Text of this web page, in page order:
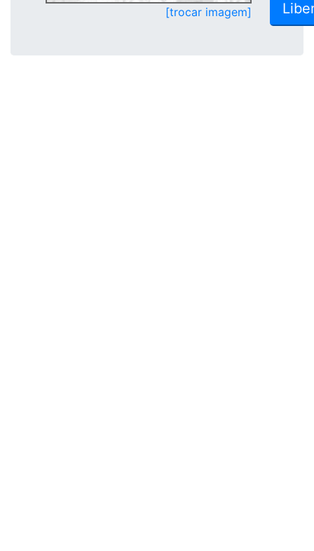
[trocar imagem]